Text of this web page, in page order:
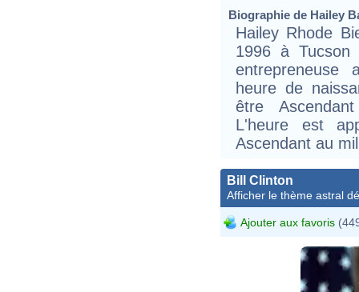
Biographie de Hailey
Hailey Rhode
1996 à Tucson
entrepreneuse
heure de
être
L'heure est
Ascendant au
Bill Clinton
Afficher le thème astral
Ajouter aux favoris